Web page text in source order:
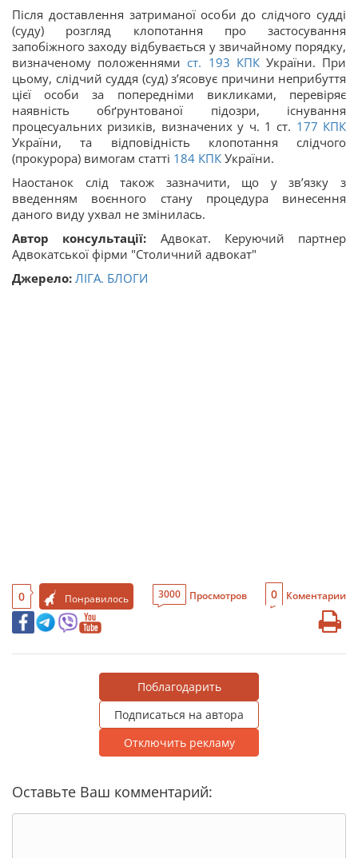
Після доставлення затриманої особи до слідчого судді
(суду) розгляд клопотання про застосування
запобіжного заходу відбувається у звичайному порядку,
визначеному положеннямист. 193 КПКУкраїни. При
цьому, слідчий суддя (суд) з’ясовує причини неприбуття
цієї особи за попередніми викликами, перевіряє
наявність обґрунтованої підозри, існування
процесуальних ризиків, визначених у ч. 1 ст. 177 КПК
України, та відповідність клопотання слідчого
(прокурора) вимогам статті 184 КПК України.
Наостанок слід також зазначити, що у зв’язку з
введенням воєнного стану процедура винесення
даного виду ухвал не змінилась.
Автор консультації: Адвокат. Керуючий партнер
Адвокатської фірми "Столичний адвокат"
Джерело: ЛІГА. БЛОГИ
0 Понравилось 3000 Просмотров 0 Коментарии
Поблагодарить
Подписаться на автора
Отключить рекламу
Оставьте Ваш комментарий: